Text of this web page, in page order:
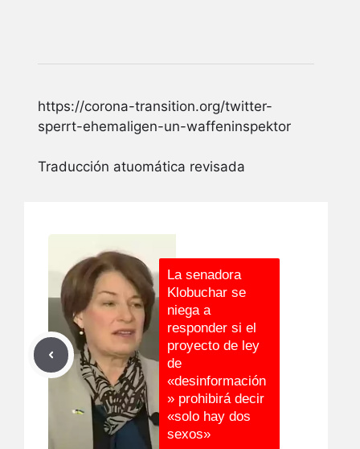
https://corona-transition.org/twitter-
sperrt-ehemaligen-un-waffeninspektor
Traducción atuomática revisada
La senadora
Klobuchar se
niega a
responder si el
proyecto de ley
de
«desinformación
» prohibirá decir
«solo hay dos
sexos»